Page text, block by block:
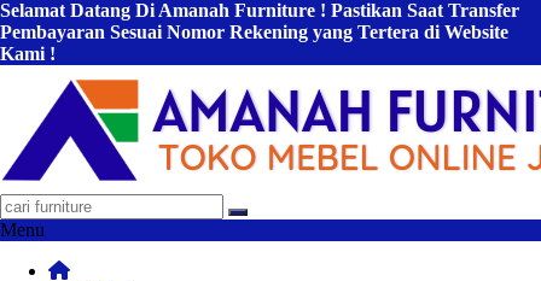
Selamat Datang Di Amanah Furniture ! Pastikan Saat Transfer
Pembayaran Sesuai Nomor Rekening yang Tertera di Website
Kami !
Menu